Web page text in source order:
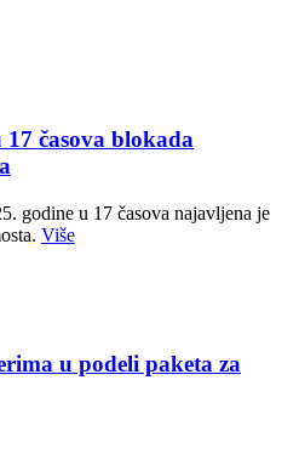
časova blokada
godine u 17 časova najavljena je
Više
u podeli paketa za